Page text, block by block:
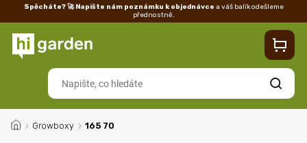
Spěcháte? 🚀 Napište nám poznámku k objednávce a váš balík odešleme
přednostně.
Vrácení/reklamace
Hledat
/ Growboxy / 165 70